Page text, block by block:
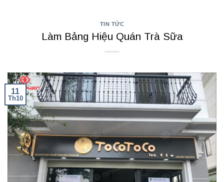
TIN TỨC
Làm Bảng Hiệu Quán Trà Sữa
11
Th10